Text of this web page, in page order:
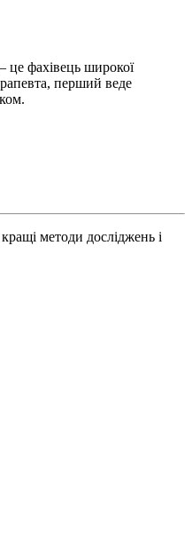
це фахівець широкої
перший веде
методи досліджень і